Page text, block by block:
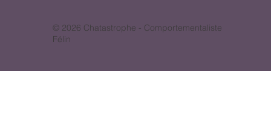
© 2026 Chatastrophe - Comportementaliste
Félin